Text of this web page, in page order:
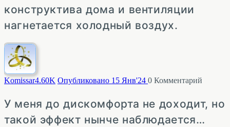
конструктива дома и вентиляции
нагнетается холодный воздух.
Komissar4.60K Опубликовано 15 Янв'24 0 Комментарий
У меня до дискомфорта не доходит, но
такой эффект нынче наблюдается…